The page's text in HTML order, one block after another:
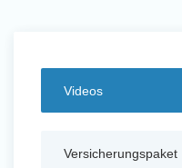
Videos
Versicherungspaket